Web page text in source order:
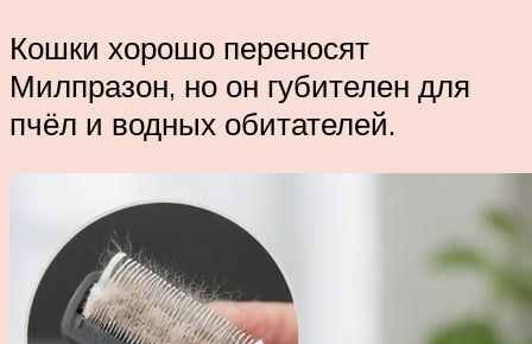
Кошки хорошо переносят
Милпразон, но он губителен для
пчёл и водных обитателей.